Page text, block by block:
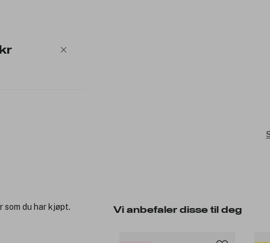
Vi anbefaler disse til deg
du har kjøpt.